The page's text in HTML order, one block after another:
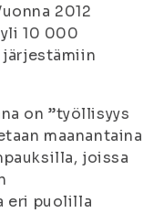
2012
10 000
on ”työllisyys
maanantaina
joissa
eri puolilla